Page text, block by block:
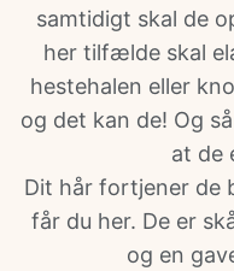
samtidigt skal de
her tilfælde skal
hestehalen eller
og det kan de! Og
at de
Dit hår fortjener de
får du her. De er
og en